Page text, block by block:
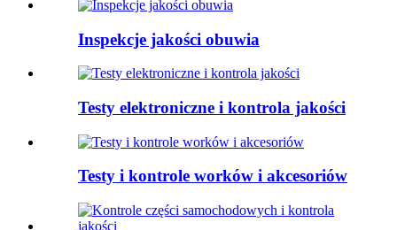
Inspekcje jakości obuwia
Testy elektroniczne i kontrola jakości
Testy i kontrole worków i akcesoriów